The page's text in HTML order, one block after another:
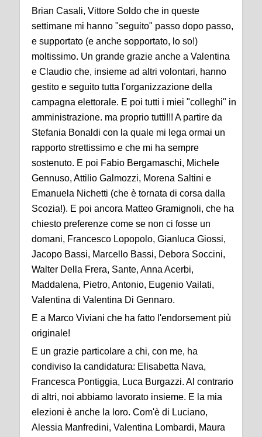
Brian Casali, Vittore Soldo che in queste
settimane mi hanno "seguito" passo dopo passo,
e supportato (e anche sopportato, lo so!)
moltissimo. Un grande grazie anche a Valentina
e Claudio che, insieme ad altri volontari, hanno
gestito e seguito tutta l'organizzazione della
campagna elettorale. E poi tutti i miei "colleghi" in
amministrazione. ma proprio tutti!!! A partire da
Stefania Bonaldi con la quale mi lega ormai un
rapporto strettissimo e che mi ha sempre
sostenuto. E poi Fabio Bergamaschi, Michele
Gennuso, Attilio Galmozzi, Morena Saltini e
Emanuela Nichetti (che è tornata di corsa dalla
Scozia!). E poi ancora Matteo Gramignoli, che ha
chiesto preferenze come se non ci fosse un
domani, Francesco Lopopolo, Gianluca Giossi,
Jacopo Bassi, Marcello Bassi, Debora Soccini,
Walter Della Frera, Sante, Anna Acerbi,
Maddalena, Pietro, Antonio, Eugenio Vailati,
Valentina di Valentina Di Gennaro.
E a Marco Viviani che ha fatto l'endorsement più
originale!
E un grazie particolare a chi, con me, ha
condiviso la candidatura: Elisabetta Nava,
Francesca Pontiggia, Luca Burgazzi. Al contrario
di altri, noi abbiamo lavorato insieme. E la mia
elezioni è anche la loro. Com'è di Luciano,
Alessia Manfredini, Valentina Lombardi, Maura